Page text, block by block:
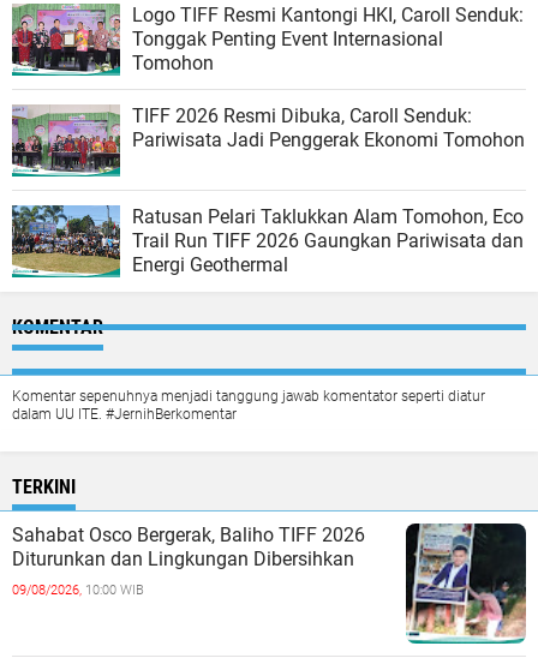
Logo TIFF Resmi Kantongi HKI, Caroll Senduk:
Tonggak Penting Event Internasional
Tomohon
TIFF 2026 Resmi Dibuka, Caroll Senduk:
Pariwisata Jadi Penggerak Ekonomi Tomohon
Ratusan Pelari Taklukkan Alam Tomohon, Eco
Trail Run TIFF 2026 Gaungkan Pariwisata dan
Energi Geothermal
KOMENTAR
Komentar sepenuhnya menjadi tanggung jawab komentator seperti diatur
dalam UU ITE. #JernihBerkomentar
TERKINI
Sahabat Osco Bergerak, Baliho TIFF 2026
Diturunkan dan Lingkungan Dibersihkan
09/08/2026, 10:00 WIB